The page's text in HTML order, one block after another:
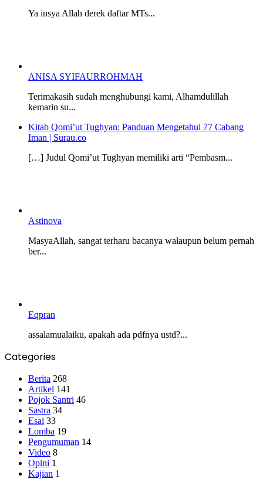
Ya insya Allah derek daftar MTs...
ANISA SYIFAURROHMAH
Terimakasih sudah menghubungi kami, Alhamdulillah
kemarin su...
Kitab Qomi’ut Tughyan: Panduan Mengetahui 77 Cabang
Iman | Surau.co
[…] Judul Qomi’ut Tughyan memiliki arti “Pembasm...
Astinova
MasyaAllah, sangat terharu bacanya walaupun belum pernah
ber...
Eqpran
assalamualaiku, apakah ada pdfnya ustd?...
Categories
Berita 268
Artikel 141
Pojok Santri 46
Sastra 34
Esai 33
Lomba 19
Pengumuman 14
Video 8
Opini 1
Kajian 1